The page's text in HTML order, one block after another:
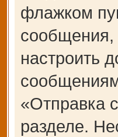
флажком
сообщения,
настроить
«Отправка
разделе.